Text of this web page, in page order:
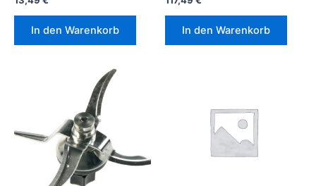
In den Warenkorb In den Warenkorb